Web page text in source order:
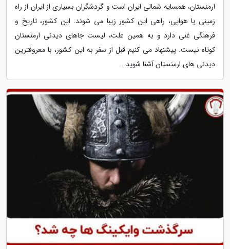
ارمنستان، همسایه شمالی ایران است و گردشگران بسیاری از ایران از راه
زمینی یا هوایی، راهی این کشور زیبا می شوند. این کشور، تاریخ و
فرهنگی غنی دارد و به همین علت، لیست جاهای دیدنی ارمنستان
کوتاه نیست. پیشنهاد می کنیم قبل از سفر به این کشور، با معروفترین
دیدنی های ارمنستان آشنا شوید...